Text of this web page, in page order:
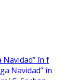
Navidad” în f